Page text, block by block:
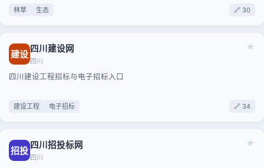
林草 生态 🔗 30
★
建设 四川建设网
四川
四川建设工程招标与电子招标入口
建设工程 电子招标 🔗 34
★
招投 四川招投标网
四川